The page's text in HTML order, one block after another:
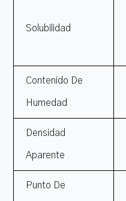
Solubilidad
Contenido De
Humedad
Densidad
Aparente
Punto De